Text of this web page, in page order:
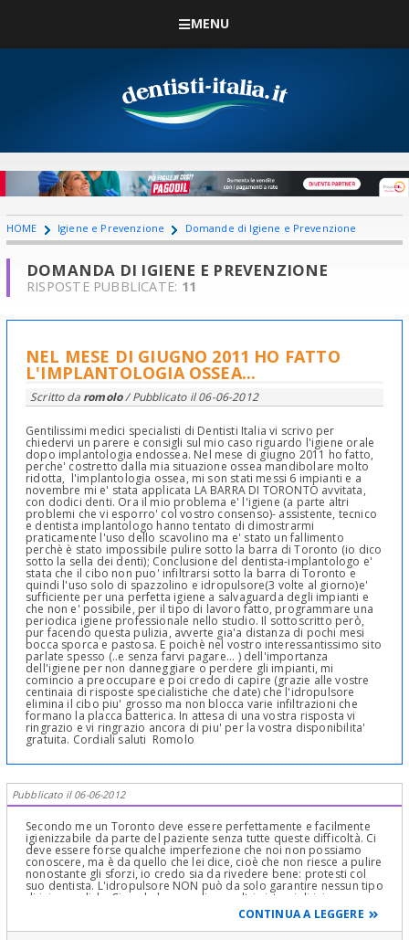
MENU
HOME Igiene e Prevenzione Domande di Igiene e Prevenzione
DOMANDA DI IGIENE E PREVENZIONE
RISPOSTE PUBBLICATE: 11
NEL MESE DI GIUGNO 2011 HO FATTO
L'IMPLANTOLOGIA OSSEA...
Scritto da romolo/ Pubblicato il06-06-2012
Gentilissimi medici specialisti di Dentisti Italia vi scrivo per
chiedervi un parere e consigli sul mio caso riguardo l'igiene orale
dopo implantologia endossea. Nel mese di giugno 2011 ho fatto,
perche' costretto dalla mia situazione ossea mandibolare molto
ridotta, l'implantologia ossea, mi son stati messi 6 impianti e a
novembre mi e' stata applicata LA BARRA DI TORONTO avvitata,
con dodici denti. Ora il mio problema e' l'igiene (a parte altri
problemi che vi esporro' col vostro consenso)- assistente, tecnico
e dentista implantologo hanno tentato di dimostrarmi
praticamente l'uso dello scavolino ma e' stato un fallimento
perchè è stato impossibile pulire sotto la barra di Toronto (io dico
sotto la sella dei denti); Conclusione del dentista-implantologo e'
stata che il cibo non puo' infiltrarsi sotto la barra di Toronto e
quindi l'uso solo di spazzolino e idropulsore(3 volte al giorno)e'
sufficiente per una perfetta igiene a salvaguarda degli impianti e
che non e' possibile, per il tipo di lavoro fatto, programmare una
periodica igiene professionale nello studio. Il sottoscritto però,
pur facendo questa pulizia, avverte gia'a distanza di pochi mesi
bocca sporca e pastosa. E poichè nel vostro interessantissimo sito
parlate spesso (..e senza farvi pagare... ) dell'importanza
dell'igiene per non danneggiare o perdere gli impianti, mi
comincio a preoccupare e poi credo di capire (grazie alle vostre
centinaia di risposte specialistiche che date) che l'idropulsore
elimina il cibo piu' grosso ma non blocca varie infiltrazioni che
formano la placca batterica. In attesa di una vostra risposta vi
ringrazio e vi ringrazio ancora di piu' per la vostra disponibilita'
gratuita. Cordiali saluti Romolo
Pubblicato il 06-06-2012
Secondo me un Toronto deve essere perfettamente e facilmente
igienizzabile da parte del paziente senza tutte queste difficoltà. Ci
deve essere forse qualche imperfezione che noi non possiamo
conoscere, ma è da quello che lei dice, cioè che non riesce a pulire
nonostante gli sforzi, io credo sia da rivedere bene: protesti col
suo dentista. L'idropulsore NON può da solo garantire nessun tipo
di igiene valida. Ci vuole lo scovolino o altri sistemi di igiene
MECCANICA. Sennò a media scadenza può perdere gli impianti
CONTINUA A LEGGERE